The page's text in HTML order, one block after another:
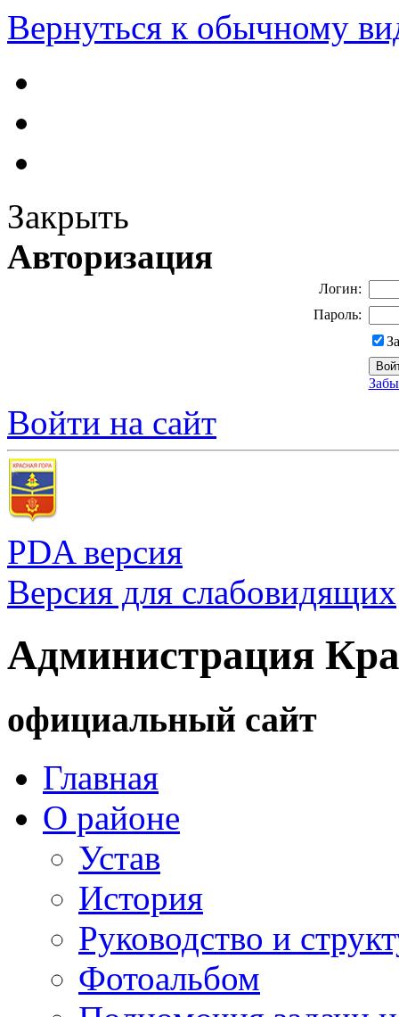
Вернуться к обычному
Закрыть
Авторизация
Логин:
Пароль:
Войти на сайт
PDA версия
Версия для слабовидящих
Администрация
официальный сайт
Главная
О районе
Устав
История
Руководство и
Фотоальбом